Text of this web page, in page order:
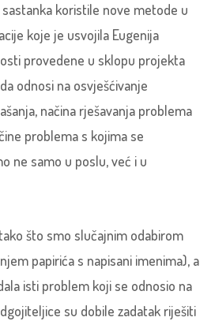
koristile nove metode u
koje je usvojila Eugenija
provedene u sklopu projekta
odnosi na osvješćivanje
načina rješavanja problema
problema s kojima se
ne samo u poslu, već i u
što smo slučajnim odabirom
papirića s napisani imenima), a
isti problem koji se odnosio na
su dobile zadatak riješiti